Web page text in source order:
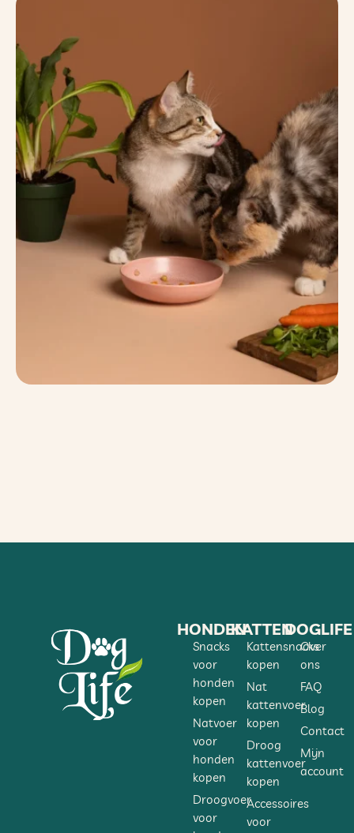
HONDEN
Snacks
voor
honden
kopen
Natvoer
voor
honden
kopen
Droogvoer
voor
KATTEN
Kattensnacks
kopen
Nat
kattenvoer
kopen
Droog
kattenvoer
kopen
Accessoires
voor
DOGLIFE
Over
ons
FAQ
Blog
Contact
Mijn
account